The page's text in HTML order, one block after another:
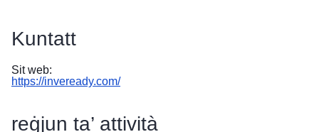
Kuntatt
Sit web:
https://inveready.com/
reġjun ta’ attività